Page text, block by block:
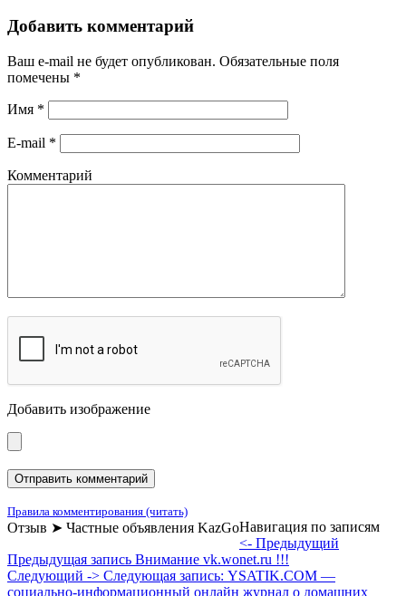
Добавить комментарий
Ваш e-mail не будет опубликован. Обязательные поля
помечены *
Имя *
E-mail *
Комментарий
Добавить изображение
Правила комментирования (читать)
Отзыв ➤ Частные объявления KazGoНавигация по записям
<- Предыдущий
Предыдущая запись Внимание vk.wonet.ru !!!
Следующий -> Следующая запись: YSATIK.COM —
социально-информационный онлайн журнал о домашних